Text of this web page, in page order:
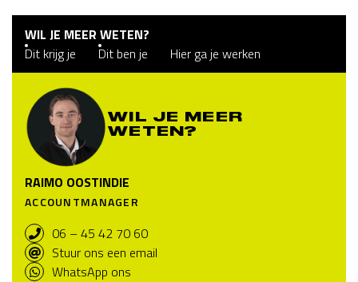
WIL JE MEER WETEN?
Dit krijg je
Dit ben je Hier ga je werken
WIL JE MEER
WETEN?
RAIMO OOSTINDIE
ACCOUNTMANAGER
06 – 45 42 70 60
Stuur ons een email
WhatsApp ons